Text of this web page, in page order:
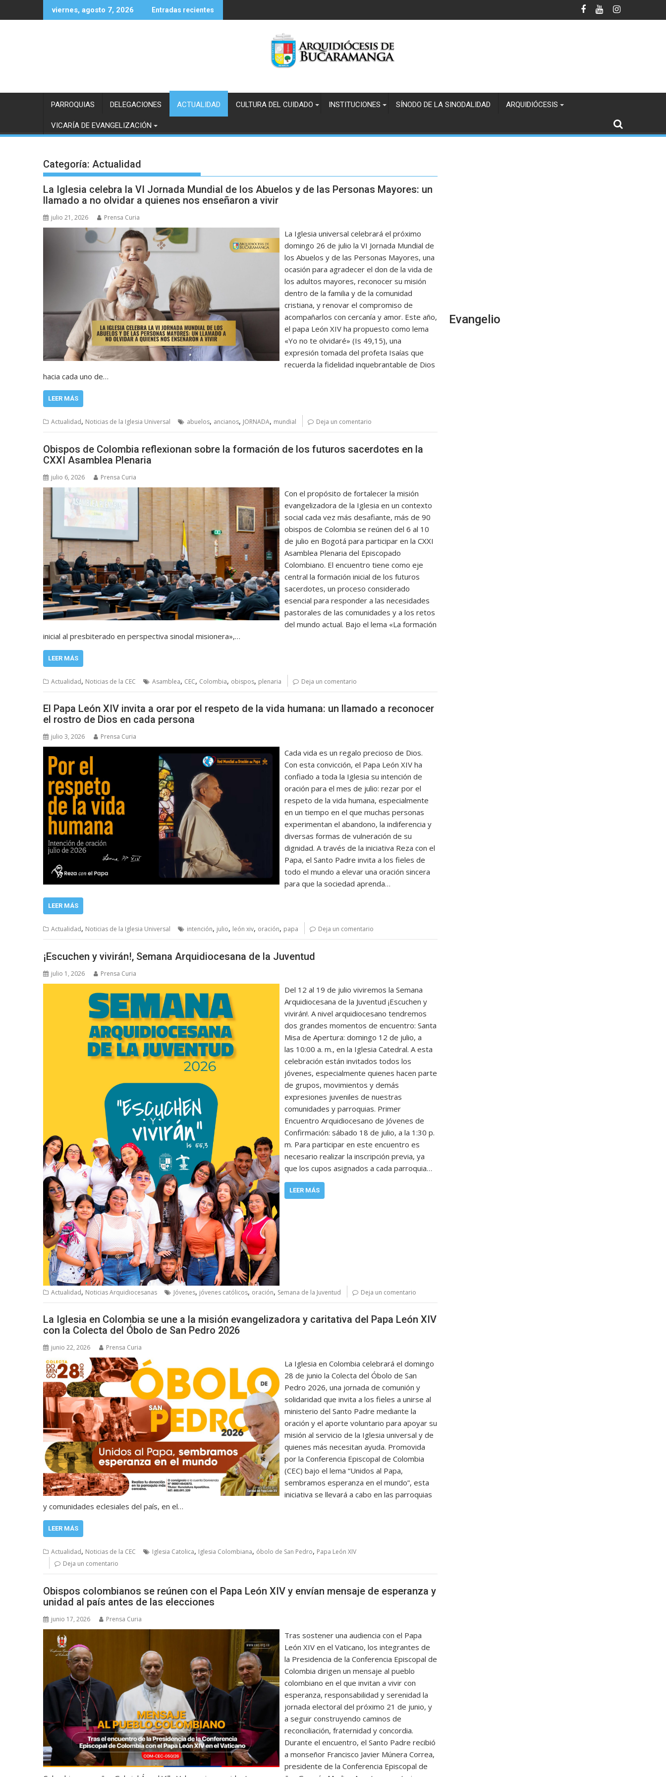
al
viernes, agosto 7, 2026 Entradas recientes
PARROQUIAS DELEGACIONES ACTUALIDAD CULTURA DEL CUIDADO INSTITUCIONES SÍNODO DE LA SINODALIDAD ARQUIDIÓCESIS
VICARÍA DE EVANGELIZACIÓN
Categoría: Actualidad
La Iglesia celebra la VI Jornada Mundial de los Abuelos y de las Personas Mayores: un
llamado a no olvidar a quienes nos enseñaron a vivir
julio 21, 2026 Prensa Curia
La Iglesia universal celebrará el próximo
domingo 26 de julio la VI Jornada Mundial de
los Abuelos y de las Personas Mayores, una
ocasión para agradecer el don de la vida de
los adultos mayores, reconocer su misión
dentro de la familia y de la comunidad
cristiana, y renovar el compromiso de
acompañarlos con cercanía y amor. Este año,
el papa León XIV ha propuesto como lema
«Yo no te olvidaré» (Is 49,15), una
expresión tomada del profeta Isaías que
recuerda la fidelidad inquebrantable de Dios
hacia cada uno de…
LEER MÁS
Actualidad, Noticias de la Iglesia Universal abuelos, ancianos, JORNADA, mundial Deja un comentario
Obispos de Colombia reflexionan sobre la formación de los futuros sacerdotes en la
CXXI Asamblea Plenaria
julio 6, 2026 Prensa Curia
Con el propósito de fortalecer la misión
evangelizadora de la Iglesia en un contexto
social cada vez más desafiante, más de 90
obispos de Colombia se reúnen del 6 al 10
de julio en Bogotá para participar en la CXXI
Asamblea Plenaria del Episcopado
Colombiano. El encuentro tiene como eje
central la formación inicial de los futuros
sacerdotes, un proceso considerado
esencial para responder a las necesidades
pastorales de las comunidades y a los retos
del mundo actual. Bajo el lema «La formación
inicial al presbiterado en perspectiva sinodal misionera»,…
LEER MÁS
Actualidad, Noticias de la CEC Asamblea, CEC, Colombia, obispos, plenaria Deja un comentario
El Papa León XIV invita a orar por el respeto de la vida humana: un llamado a reconocer
el rostro de Dios en cada persona
julio 3, 2026 Prensa Curia
Cada vida es un regalo precioso de Dios.
Con esta convicción, el Papa León XIV ha
confiado a toda la Iglesia su intención de
oración para el mes de julio: rezar por el
respeto de la vida humana, especialmente
en un tiempo en el que muchas personas
experimentan el abandono, la indiferencia y
diversas formas de vulneración de su
dignidad. A través de la iniciativa Reza con el
Papa, el Santo Padre invita a los fieles de
todo el mundo a elevar una oración sincera
para que la sociedad aprenda…
LEER MÁS
Actualidad, Noticias de la Iglesia Universal intención, julio, león xiv, oración, papa Deja un comentario
¡Escuchen y vivirán!, Semana Arquidiocesana de la Juventud
julio 1, 2026 Prensa Curia
Del 12 al 19 de julio viviremos la Semana
Arquidiocesana de la Juventud ¡Escuchen y
vivirán!. A nivel arquidiocesano tendremos
dos grandes momentos de encuentro: Santa
Misa de Apertura: domingo 12 de julio, a
las 10:00 a. m., en la Iglesia Catedral. A esta
celebración están invitados todos los
jóvenes, especialmente quienes hacen parte
de grupos, movimientos y demás
expresiones juveniles de nuestras
comunidades y parroquias. Primer
Encuentro Arquidiocesano de Jóvenes de
Confirmación: sábado 18 de julio, a la 1:30 p.
m. Para participar en este encuentro es
necesario realizar la inscripción previa, ya
que los cupos asignados a cada parroquia…
LEER MÁS
Actualidad, Noticias Arquidiocesanas Jóvenes, jóvenes católicos, oración, Semana de la Juventud Deja un comentario
La Iglesia en Colombia se une a la misión evangelizadora y caritativa del Papa León XIV
con la Colecta del Óbolo de San Pedro 2026
junio 22, 2026 Prensa Curia
La Iglesia en Colombia celebrará el domingo
28 de junio la Colecta del Óbolo de San
Pedro 2026, una jornada de comunión y
solidaridad que invita a los fieles a unirse al
ministerio del Santo Padre mediante la
oración y el aporte voluntario para apoyar su
misión al servicio de la Iglesia universal y de
quienes más necesitan ayuda. Promovida
por la Conferencia Episcopal de Colombia
(CEC) bajo el lema “Unidos al Papa,
sembramos esperanza en el mundo”, esta
iniciativa se llevará a cabo en las parroquias
y comunidades eclesiales del país, en el…
LEER MÁS
Actualidad, Noticias de la CEC Iglesia Catolica, Iglesia Colombiana, óbolo de San Pedro, Papa León XIV
Deja un comentario
Obispos colombianos se reúnen con el Papa León XIV y envían mensaje de esperanza y
unidad al país antes de las elecciones
junio 17, 2026 Prensa Curia
Tras sostener una audiencia con el Papa
León XIV en el Vaticano, los integrantes de
la Presidencia de la Conferencia Episcopal de
Colombia dirigen un mensaje al pueblo
colombiano en el que invitan a vivir con
esperanza, responsabilidad y serenidad la
jornada electoral del próximo 21 de junio, y
a seguir construyendo caminos de
reconciliación, fraternidad y concordia.
Durante el encuentro, el Santo Padre recibió
a monseñor Francisco Javier Múnera Correa,
presidente de la Conferencia Episcopal de
Evangelio